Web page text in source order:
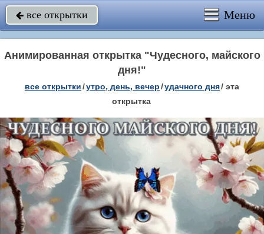
 все открытки Меню
Анимированная открытка "Чудесного, майского
дня!"
все открытки/утро, день, вечер/удачного дня/ эта
открытка